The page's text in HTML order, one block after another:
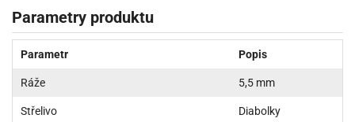
Parametry produktu
Parametr Popis
Ráže 5,5 mm
Střelivo Diabolky